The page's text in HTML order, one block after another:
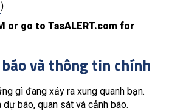
) .
or go to TasALERT.com for
và thông tin chính
gì đang xảy ra xung quanh bạn.
báo, quan sát và cảnh báo.